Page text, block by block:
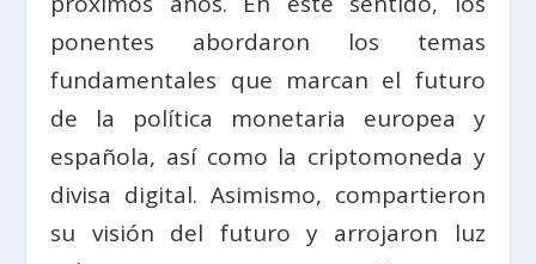
ponentes abordaron los temas
fundamentales que marcan el futuro
de la política monetaria europea y
española, así como la criptomoneda y
divisa digital. Asimismo, compartieron
su visión del futuro y arrojaron luz